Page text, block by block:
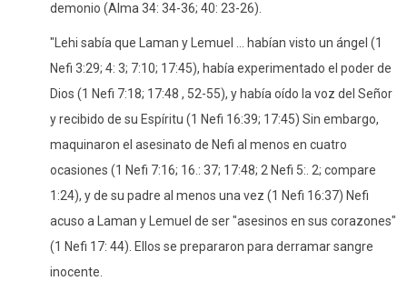
demonio (Alma 34: 34-36; 40: 23-26).
"Lehi sabía que Laman y Lemuel ... habían visto un ángel (1
Nefi 3:29; 4: 3; 7:10; 17:45), había experimentado el poder de
Dios (1 Nefi 7:18; 17:48 , 52-55), y había oído la voz del Señor
y recibido de su Espíritu (1 Nefi 16:39; 17:45) Sin embargo,
maquinaron el asesinato de Nefi al menos en cuatro
ocasiones (1 Nefi 7:16; 16.: 37; 17:48; 2 Nefi 5:. 2; compare
1:24), y de su padre al menos una vez (1 Nefi 16:37) Nefi
acuso a ​​Laman y Lemuel de ser "asesinos en sus corazones"
(1 Nefi 17: 44). Ellos se prepararon para derramar sangre
inocente.